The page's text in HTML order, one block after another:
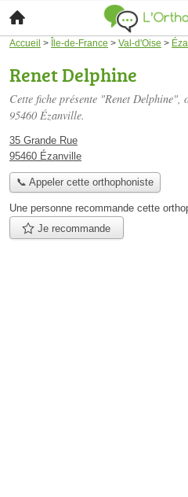
Accueil > Île-de-France > Val-d'Oise >
Renet Delphine
Cette fiche présente "Renet Delphine",
95460 Ézanville.
35 Grande Rue
95460 Ézanville
📞 Appeler cette orthophoniste
Une personne recommande cette
Je recommande